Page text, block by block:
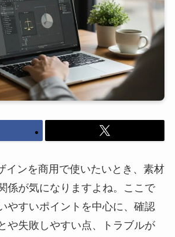
インを商用で使いたいとき、素材
係が気になりますよね。ここで
やすいポイントを中心に、確認
や失敗しやすい点、トラブルが